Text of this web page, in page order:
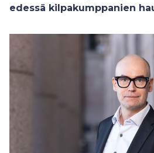
edessä kilpakumppanien